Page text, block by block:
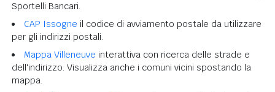
Sportelli Bancari.
CAP Issogne il codice di avviamento postale da utilizzare
per gli indirizzi postali.
Mappa Villeneuve interattiva con ricerca delle strade e
dell'indirizzo. Visualizza anche i comuni vicini spostando la
mappa.